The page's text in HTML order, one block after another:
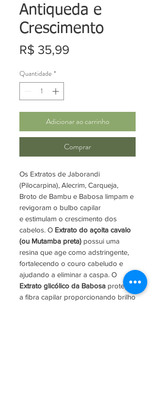
Antiqueda e
Crescimento
R$ 35,99
Quantidade *
Adicionar ao carrinho
Comprar
Os Extratos de Jaborandi
(Pilocarpina), Alecrim, Carqueja,
Broto de Bambu e Babosa limpam e
revigoram o bulbo capilar
e estimulam o crescimento dos
cabelos. O Extrato do açoita cavalo
(ou Mutamba preta) possui uma
resina que age como adstringente,
fortalecendo o couro cabeludo e
ajudando a eliminar a caspa. O
Extrato glicólico da Babosa protege
a fibra capilar proporcionando brilho